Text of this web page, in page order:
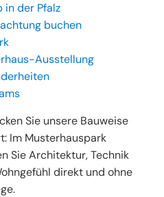
in der Pfalz
buchen
Ausstellung
Sie unsere Bauweise
Im Musterhauspark
Sie Architektur, Technik
direkt und ohne